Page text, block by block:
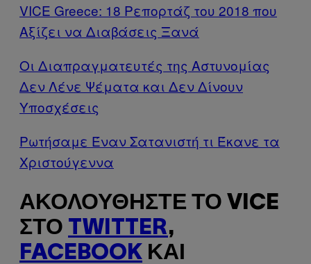
VICE Greece: 18 Ρεπορτάζ του 2018 που
Αξίζει να Διαβάσεις Ξανά
Οι Διαπραγματευτές της Αστυνομίας
Δεν Λένε Ψέματα και Δεν Δίνουν
Υποσχέσεις
Ρωτήσαμε Έναν Σατανιστή τι Έκανε τα
Χριστούγεννα
ΑΚΟΛΟΥΘΉΣΤΕ ΤΟ VICE
ΣΤΟ TWITTER,
FACEBOOK ΚΑΙ